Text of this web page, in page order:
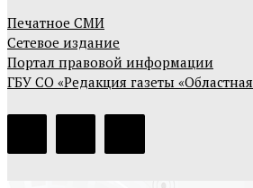
Печатное СМИ
Сетевое издание
Портал правовой информации
ГБУ СО «Редакция газеты «Областная